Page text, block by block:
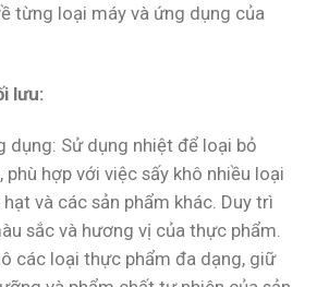
từng loại máy và ứng dụng của
lưu:
dụng: Sử dụng nhiệt để loại bỏ
hợp với việc sấy khô nhiều loại
và các sản phẩm khác. Duy trì
sắc và hương vị của thực phẩm.
các loại thực phẩm đa dạng, giữ